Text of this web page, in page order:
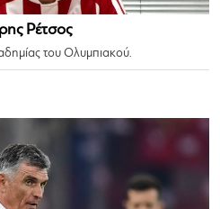
Ρέτσος
του Ολυμπιακού.